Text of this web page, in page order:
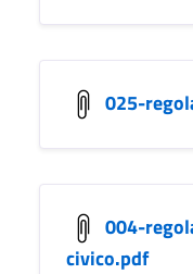
025-
004-
civico.pdf